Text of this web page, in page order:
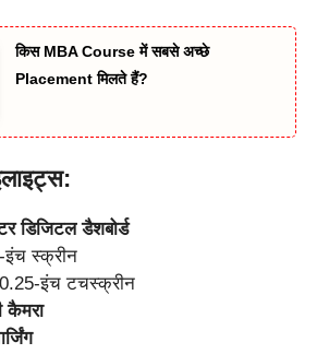
किस MBA Course में सबसे अच्छे
Placement मिलते हैं?
डिजिटल डैशबोर्ड
स्क्रीन
इंच टचस्क्रीन
कैमरा